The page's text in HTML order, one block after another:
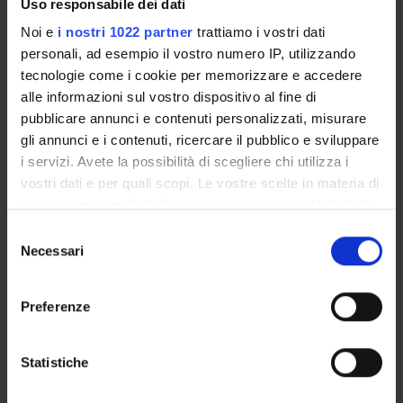
Uso responsabile dei dati
Noi e i nostri 1022 partner trattiamo i vostri dati
personali, ad esempio il vostro numero IP, utilizzando
tecnologie come i cookie per memorizzare e accedere
alle informazioni sul vostro dispositivo al fine di
pubblicare annunci e contenuti personalizzati, misurare
gli annunci e i contenuti, ricercare il pubblico e sviluppare
i servizi. Avete la possibilità di scegliere chi utilizza i
vostri dati e per quali scopi. Le vostre scelte in materia di
modificare o revocare il proprio consenso in qualsiasi
momento dalla Dichiarazione sui cookie o facendo clic
raccogliere informazioni sulla tua posizione
geografica, con un'approssimazione di qualche
delNecessari
Preferenze
Statistiche
Paolo Manganotti
Carlo Alberto Marzi
Professore emerito
Francesco Sala
Professore ordinario
Barbara Santini
Andrea Talacchi
Fisiologia e Psicologia